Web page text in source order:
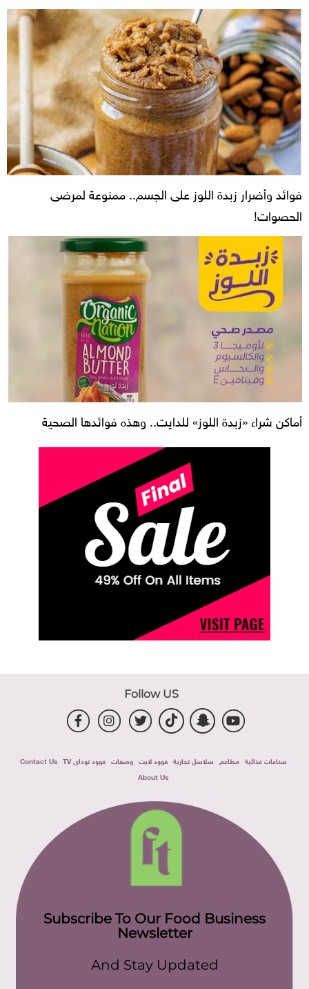
فوائد وأضرار زبدة اللوز على الجسم.. ممنوعة لمرضى
الحصوات!
أماكن شراء «زبدة اللوز» للدايت.. وهذه فوائدها الصحية
Follow US
صناعات غذائية مطاعم سلاسل تجارية فوود لايت وصفات فوود توداى TV
Contact Us
About Us
Subscribe To Our Food Business
Newsletter
And Stay Updated